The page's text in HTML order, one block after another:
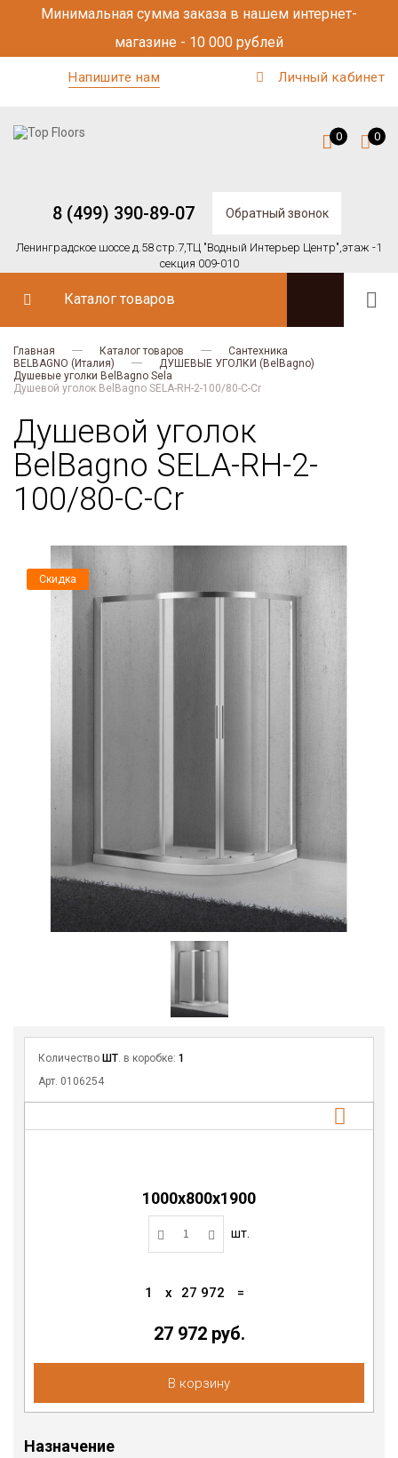
Минимальная сумма заказа в нашем интернет-
магазине - 10 000 рублей
Напишите нам Личный кабинет
8 (499) 390-89-07 Обратный звонок
Ленинградское шоссе д.58 стр.7,ТЦ "Водный Интерьер Центр",этаж -1
секция 009-010
0 0
Каталог товаров
Главная Каталог товаров
Сантехника
BELBAGNO (Италия)
ДУШЕВЫЕ УГОЛКИ (BelBagno)
Душевые уголки BelBagno Sela
Душевой уголок BelBagno SELA-RH-2-100/80-C-Cr
Душевой уголок
BelBagno SELA-RH-2-
100/80-C-Cr
Скидка
Количество ШТ . в коробке: 1
Арт. 0106254
1000х800х1900
шт.
1 x 27 972 =
27 972 руб.
В корзину
Назначение